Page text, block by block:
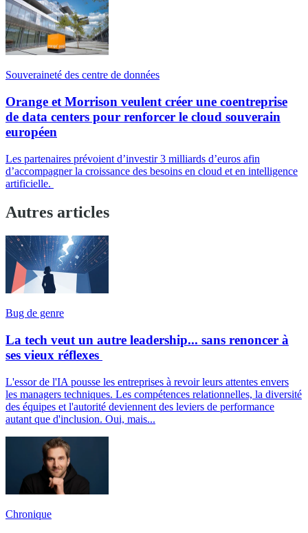
Souveraineté des centre de données
Orange et Morrison veulent créer une coentreprise
de data centers pour renforcer le cloud souverain
européen
Les partenaires prévoient d’investir 3 milliards d’euros afin
d’accompagner la croissance des besoins en cloud et en intelligence
artificielle.
Autres articles
Bug de genre
La tech veut un autre leadership... sans renoncer à
ses vieux réflexes
L'essor de l'IA pousse les entreprises à revoir leurs attentes envers
les managers techniques. Les compétences relationnelles, la diversité
des équipes et l'autorité deviennent des leviers de performance
autant que d'inclusion. Oui, mais...
Chronique